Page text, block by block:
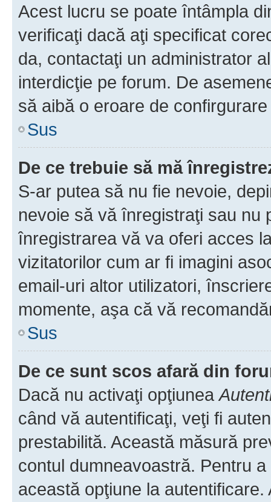
Acest lucru se poate întâmpla
verificaţi dacă aţi specificat
da, contactaţi un administrator
interdicţie pe forum. De
să aibă o eroare de
Sus
De ce trebuie să mă
S-ar putea să nu fie nevoie,
nevoie să vă înregistraţi sau nu
înregistrarea vă va oferi acces
vizitatorilor cum ar fi imagini
email-uri altor utilizatori,
momente, aşa că vă
Sus
De ce sunt scos afară din
Dacă nu activaţi opţiunea
când vă autentificaţi, veţi fi
prestabilită. Această măsură
contul dumneavoastră. Pentru
această opţiune la